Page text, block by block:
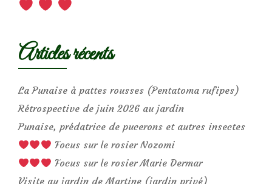
Articles récents
La Punaise à pattes rousses (Pentatoma rufipes)
Rétrospective de juin 2026 au jardin
Punaise, prédatrice de pucerons et autres insectes
Focus sur le rosier Nozomi
Focus sur le rosier Marie Dermar
Visite au jardin de Martine (jardin privé)